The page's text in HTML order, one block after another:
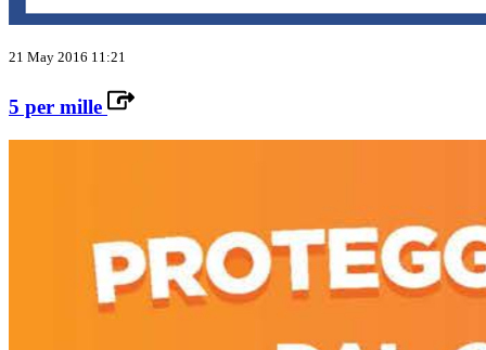
21 May 2016 11:21
5 per mille